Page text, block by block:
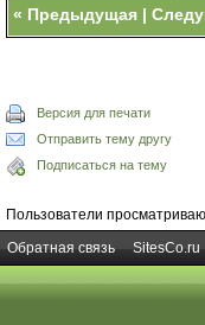
« Предыдущая |
Версия для печати
Отправить тему другу
Подписаться на тему
Пользователи
Обратная связь
SitesCo.ru